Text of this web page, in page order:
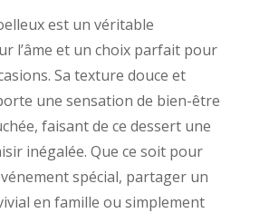
est un véritable
l’âme et un choix parfait pour
Sa texture douce et
une sensation de bien-être
faisant de ce dessert une
inégalée. Que ce soit pour
spécial, partager un
en famille ou simplement